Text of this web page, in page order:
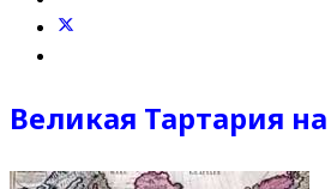
Великая Тартария